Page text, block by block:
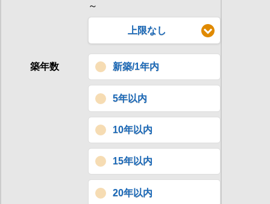
～
上限なし
築年数 新築/1年内
5年以内
10年以内
15年以内
20年以内